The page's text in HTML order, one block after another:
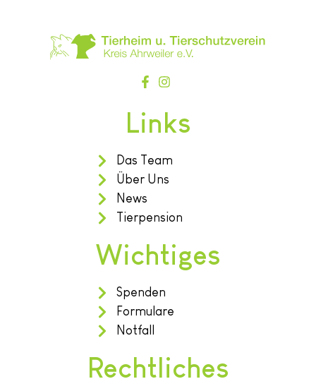
Links
Das Team
Über Uns
News
Tierpension
Wichtiges
Spenden
Formulare
Notfall
Rechtliches